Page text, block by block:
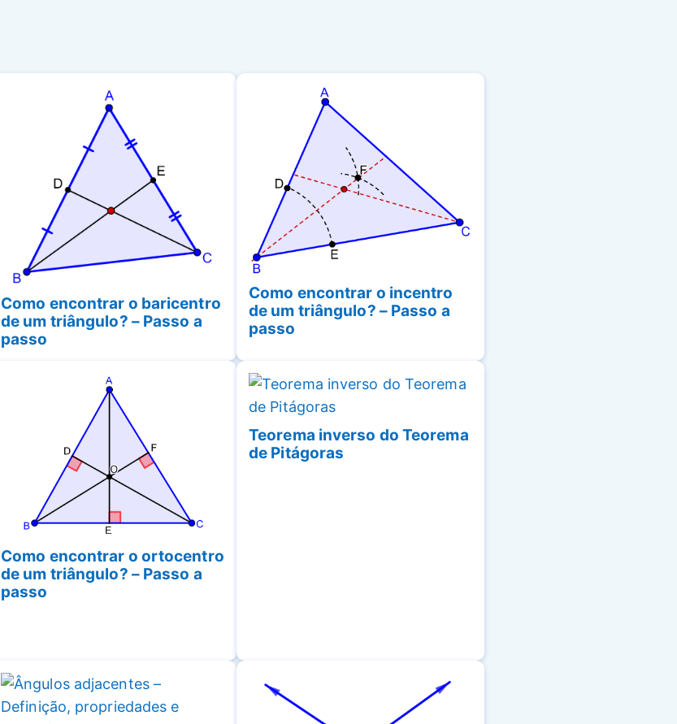
Como encontrar o baricentro
de um triângulo? – Passo a
passo
Como encontrar o incentro
de um triângulo? – Passo a
passo
Como encontrar o ortocentro
de um triângulo? – Passo a
passo
Teorema inverso do Teorema
de Pitágoras